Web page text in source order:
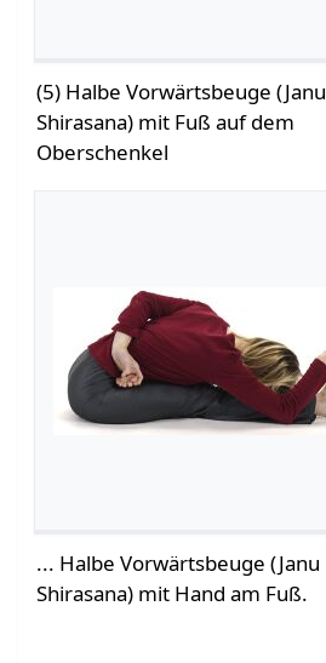
(5) Halbe Vorwärtsbeuge (Janu
Shirasana) mit Fuß auf dem
Oberschenkel
... Halbe Vorwärtsbeuge (Janu
Shirasana) mit Hand am Fuß.